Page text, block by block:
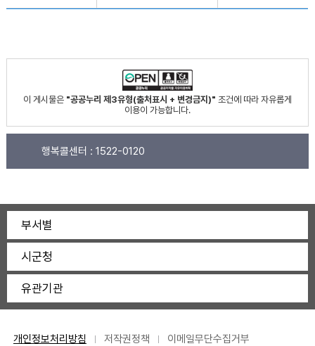
이 게시물은 "공공누리 제3유형(출처표시 + 변경금지)" 조건에 따라 자유롭게
이용이 가능합니다.
행복콜센터 : 1522-0120
부서별
시군청
유관기관
개인정보처리방침 저작권정책 이메일무단수집거부